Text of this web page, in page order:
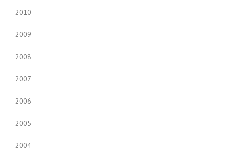
2010
2009
2008
2007
2006
2005
2004